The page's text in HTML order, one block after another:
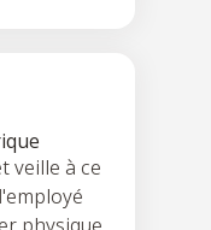
veille à ce